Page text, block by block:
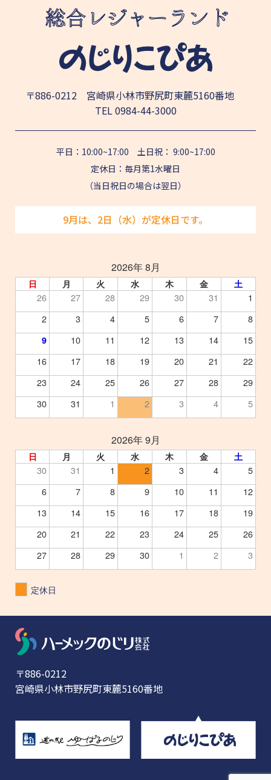
〒886-0212 宮崎県小林市野尻町東麓5160番地
TEL0984-44-3000
平日：10:00~17:00 土日祝： 9:00~17:00
定休日：毎月第1水曜日
（当日祝日の場合は翌日）
9月は、2日（水）が定休日です。
2026年 8月
日 月 火 水 木 金 土
26 27 28 29 30 31
1
2
3 4 5 6 7 8
9 10 11 12 13 14
15
16
17 18 19 20 21
22
23
24 25 26 27 28
29
30
31 1 2 3 4 5
2026年 9月
日 月 火 水 木 金 土
30 31 1 2 3 4
5
6
7 8 9 10 11
12
13
14 15 16 17 18
19
20
21 22 23 24 25
26
27
28 29 30 1 2 3
定休日
〒886-0212
宮崎県小林市野尻町東麓5160番地